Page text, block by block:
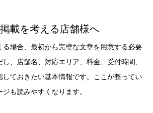
載を考える店舗様へ
る場合、最初から完璧な文章を用意する必要
、店舗名、対応エリア、料金、受付時間、
しておきたい基本情報です。ここが整ってい
も読みやすくなります。